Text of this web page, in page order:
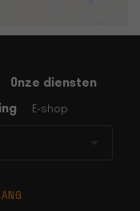
Onze diensten
E-shop